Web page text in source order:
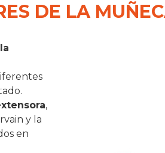
DE LA
,
y la
en